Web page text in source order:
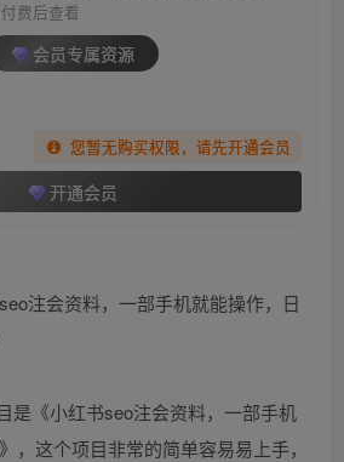
费后查看
会员专属资源
您暂无购买权限，请先开通会员
开通会员
是《小红书seo注会资料，一部手机
，这个项目非常的简单容易易上手，